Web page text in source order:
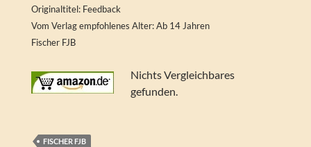
Originaltitel: Feedback
Vom Verlag empfohlenes Alter: Ab 14 Jahren
Fischer FJB
Nichts Vergleichbares
gefunden.
FISCHER FJB